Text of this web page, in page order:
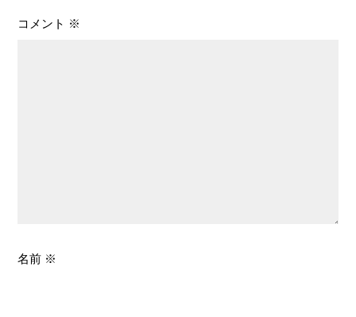
コメント ※
名前 ※